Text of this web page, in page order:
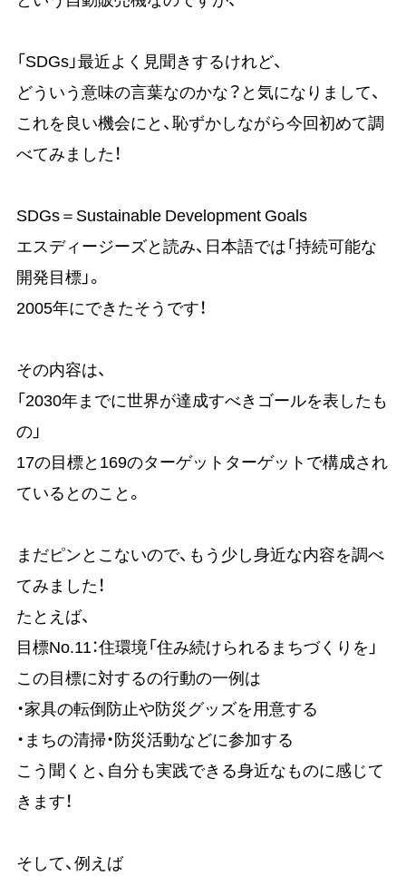
「SDGs」最近よく見聞きするけれど、
どういう意味の言葉なのかな？と気になりまして、
これを良い機会にと、恥ずかしながら今回初めて調
べてみました！
SDGs＝Sustainable Development Goals
エスディージーズと読み、日本語では「持続可能な
開発目標」。
2005年にできたそうです！
その内容は、
「2030年までに世界が達成すべきゴールを表したも
の」
17の目標と169のターゲットターゲットで構成され
ているとのこと。
まだピンとこないので、もう少し身近な内容を調べ
てみました！
たとえば、
目標No.11：住環境「住み続けられるまちづくりを」
この目標に対するの行動の一例は
・家具の転倒防止や防災グッズを用意する
・まちの清掃・防災活動などに参加する
こう聞くと、自分も実践できる身近なものに感じて
きます！
そして、例えば